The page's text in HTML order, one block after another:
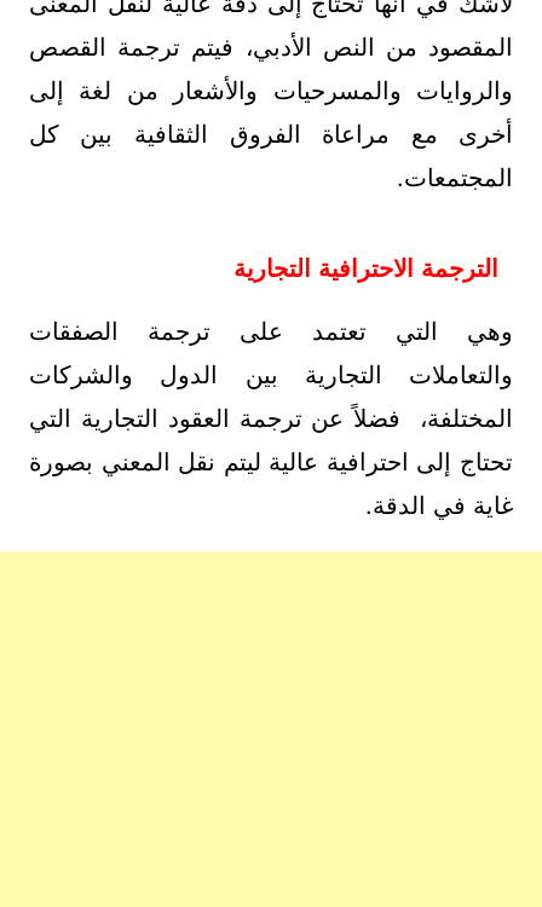
المقصود من النص الأدبي، فيتم ترجمة القصص
والروايات والمسرحيات والأشعار من لغة إلى
أخرى مع مراعاة الفروق الثقافية بين كل
المجتمعات.
الترجمة الاحترافية التجارية
وهي التي تعتمد على ترجمة الصفقات
والتعاملات التجارية بين الدول والشركات
المختلفة، فضلاً عن ترجمة العقود التجارية التي
تحتاج إلى احترافية عالية ليتم نقل المعني بصورة
غاية في الدقة.